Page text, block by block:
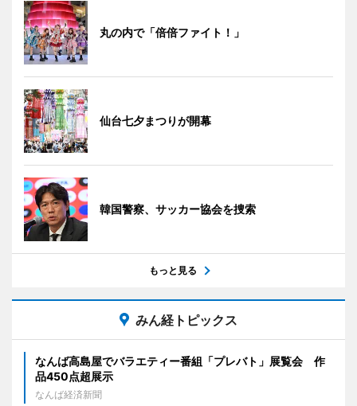
丸の内で「倍倍ファイト！」
仙台七夕まつりが開幕
韓国警察、サッカー協会を捜索
もっと見る
みん経トピックス
なんば高島屋でバラエティー番組「プレバト」展覧会 作
品450点超展示
なんば経済新聞